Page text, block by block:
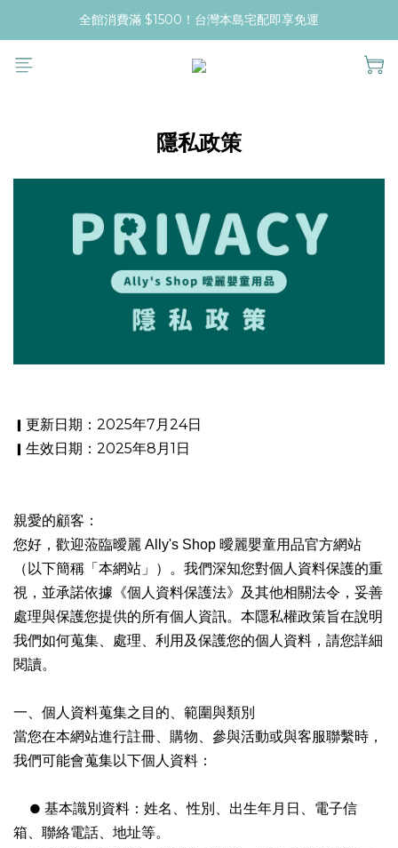
全館消費滿 $1500！台灣本島宅配即享免運
隱私政策
▎ 更新日期：2025年7月24日
▎ 生效日期：2025年8月1日
親愛的顧客 ：
您好，歡迎蒞臨曖麗 Ally's Shop 曖麗嬰童用品官方網站
（以下簡稱「本網站」）。我們深知您對個人資料保護的重
視，並承諾依據《個人資料保護法》及其他相關法令，妥善
處理與保護您提供的所有個人資訊。本隱私權政策旨在說明
我們如何蒐集、處理、利用及保護您的個人資料，請您詳細
閱讀。
一、個人資料蒐集之目的、範圍與類別
當您在本網站進行註冊、購物、參與活動或與客服聯繫時，
我們可能會蒐集以下個人資料：
● 基本識別資料：姓名、性別、出生年月日、電子信
箱、聯絡電話、地址等。